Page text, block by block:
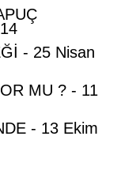
- 25 Nisan
MU ? - 11
- 13 Ekim
Hoca